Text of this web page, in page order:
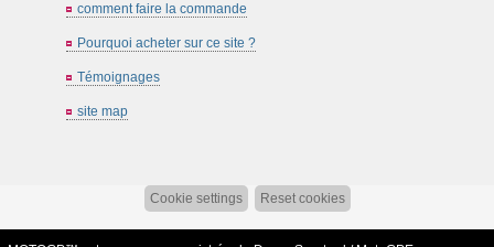
comment faire la commande
Pourquoi acheter sur ce site ?
Témoignages
site map
Cookie settings Reset cookies